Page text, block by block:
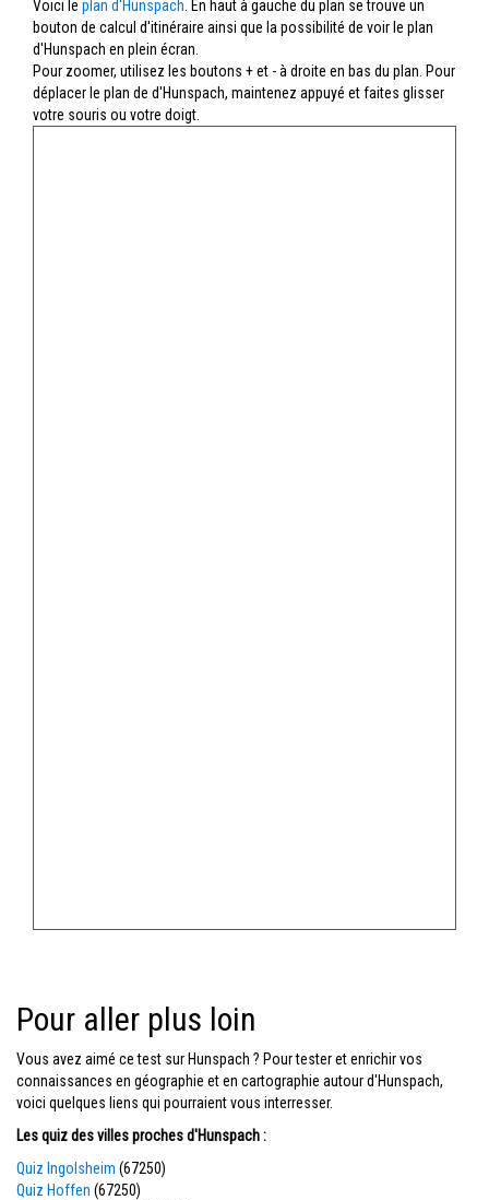
Voici le plan d'Hunspach . En haut à gauche du plan se trouve un
bouton de calcul d'itinéraire ainsi que la possibilité de voir le plan
d'Hunspach en plein écran.
Pour zoomer, utilisez les boutons + et - à droite en bas du plan. Pour
déplacer le plan de d'Hunspach, maintenez appuyé et faites glisser
votre souris ou votre doigt.
Pour aller plus loin
Vous avez aimé ce test sur Hunspach ? Pour tester et enrichir vos
connaissances en géographie et en cartographie autour d'Hunspach,
voici quelques liens qui pourraient vous interresser.
Les quiz des villes proches d'Hunspach :
Quiz Ingolsheim (67250)
Quiz Hoffen (67250)